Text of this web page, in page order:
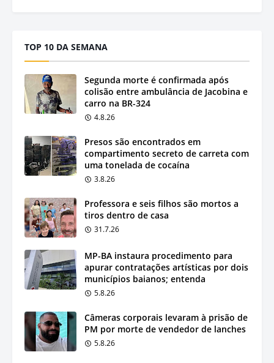
TOP 10 DA SEMANA
Segunda morte é confirmada após
colisão entre ambulância de Jacobina e
carro na BR-324
4.8.26
Presos são encontrados em
compartimento secreto de carreta com
uma tonelada de cocaína
3.8.26
Professora e seis filhos são mortos a
tiros dentro de casa
31.7.26
MP-BA instaura procedimento para
apurar contratações artísticas por dois
municípios baianos; entenda
5.8.26
Câmeras corporais levaram à prisão de
PM por morte de vendedor de lanches
5.8.26